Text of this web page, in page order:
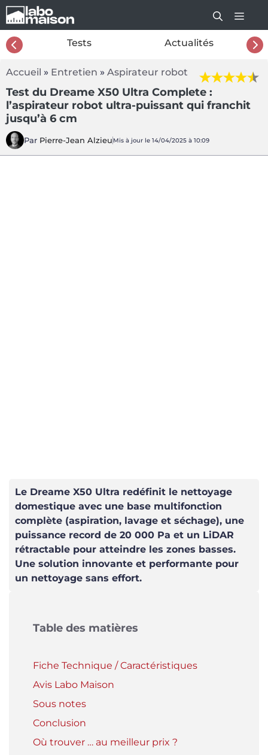
Aller
au
contenu
Tests Actualités
Accueil » Entretien » Aspirateur robot
Test du Dreame X50 Ultra Complete :
l’aspirateur robot ultra-puissant qui franchit
jusqu’à 6 cm
Par Pierre-Jean Alzieu Mis à jour le 14/04/2025 à 10:09
Le Dreame X50 Ultra redéfinit le nettoyage
domestique avec une base multifonction
complète (aspiration, lavage et séchage), une
puissance record de 20 000 Pa et un LiDAR
rétractable pour atteindre les zones basses.
Une solution innovante et performante pour
un nettoyage sans effort.
Table des matières
Fiche Technique / Caractéristiques
Avis Labo Maison
Sous notes
Conclusion
Où trouver … au meilleur prix ?